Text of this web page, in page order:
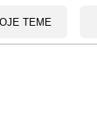
TEME